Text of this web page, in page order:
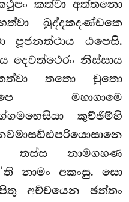
කත්වා අත්තනො
ඛුද්දකදණ්ඩකෙ
පූජනත්ථාය ඨපෙසි.
දෙවත්ථෙරං නිස්සාය
තතො චුතො
මහාගාමෙ
කුච්ඡිම්හි
තස්ස නාමගහණ
නාමං අකංසු. සො
අච්චයෙන ඡත්තං